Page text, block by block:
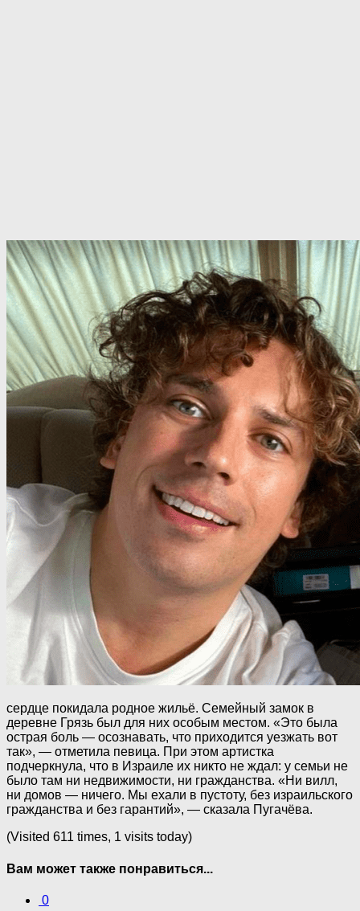
сердце покидала родное жильё. Семейный замок в
деревне Грязь был для них особым местом. «Это была
острая боль — осознавать, что приходится уезжать вот
так», — отметила певица. При этом артистка
подчеркнула, что в Израиле их никто не ждал: у семьи не
было там ни недвижимости, ни гражданства. «Ни вилл,
ни домов — ничего. Мы ехали в пустоту, без израильского
гражданства и без гарантий», — сказала Пугачёва.
(Visited 611 times, 1 visits today)
Вам может также понравиться...
0